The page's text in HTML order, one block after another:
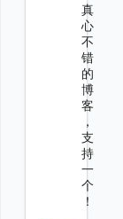
真
心
不
错
的
博
客
，
支
持
一
个
！